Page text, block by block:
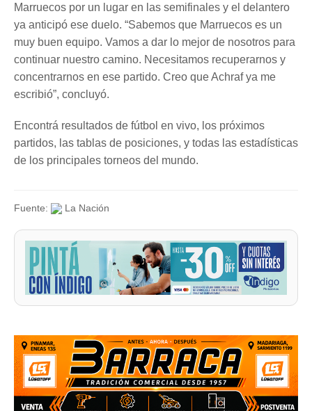
Marruecos por un lugar en las semifinales y el delantero
ya anticipó ese duelo. “Sabemos que Marruecos es un
muy buen equipo. Vamos a dar lo mejor de nosotros para
continuar nuestro camino. Necesitamos recuperarnos y
concentrarnos en ese partido. Creo que Achraf ya me
escribió”, concluyó.
Encontrá resultados de fútbol en vivo, los próximos
partidos, las tablas de posiciones, y todas las estadísticas
de los principales torneos del mundo.
Fuente: La Nación